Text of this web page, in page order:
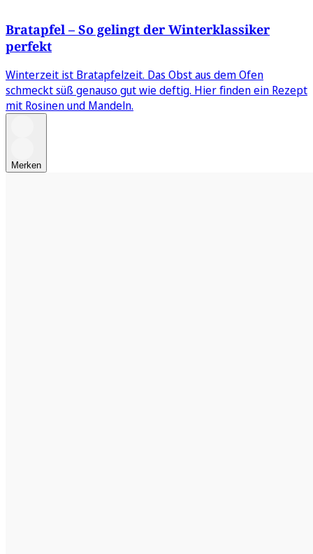
Bratapfel – So gelingt der Winterklassiker
perfekt
Winterzeit ist Bratapfelzeit. Das Obst aus dem Ofen
schmeckt süß genauso gut wie deftig. Hier finden ein Rezept
mit Rosinen und Mandeln.
Merken